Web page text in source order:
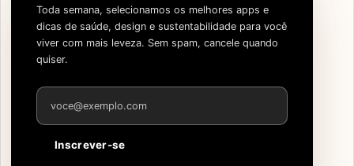
Toda semana, selecionamos os melhores apps e
dicas de saúde, design e sustentabilidade para você
viver com mais leveza. Sem spam, cancele quando
quiser.
Endereço de e-mail
Inscrever-se